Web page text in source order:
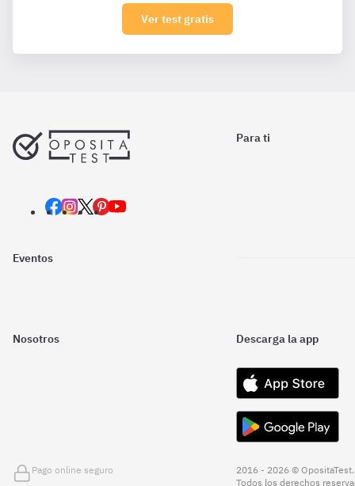
Ver test gratis
Para ti
Eventos
Nosotros Descarga la app
Pago online seguro
2016 - 2026 © OpositaTest.
Todos los derechos